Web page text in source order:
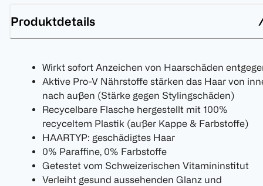
Produktdetails
Wirkt sofort Anzeichen von Haarschäden
Aktive Pro-V Nährstoffe stärken das Haar von
nach außen (Stärke gegen Stylingschäden)
Recycelbare Flasche hergestellt mit 100%
recyceltem Plastik (außer Kappe & Farbstoffe)
HAARTYP: geschädigtes Haar
0% Paraffine, 0% Farbstoffe
Getestet vom Schweizerischen Vitamininstitut
Verleiht gesund aussehenden Glanz und